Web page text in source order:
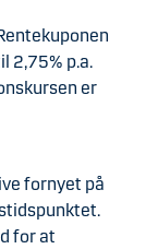
2,75% p.a.
er
fornyet på
for at